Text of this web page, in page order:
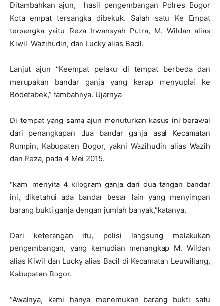
Ditambahkan ajun, hasil pengembangan Polres Bogor
Kota empat tersangka dibekuk. Salah satu Ke Empat
tersangka yaitu Reza Irwansyah Putra, M. Wildan alias
Kiwil, Wazihudin, dan Lucky alias Bacil.
Lanjut ajun “Keempat pelaku di tempat berbeda dan
merupakan bandar ganja yang kerap menyuplai ke
Bodetabek,” tambahnya. Ujarnya
Di tempat yang sama ajun menuturkan kasus ini berawal
dari penangkapan dua bandar ganja asal Kecamatan
Rumpin, Kabupaten Bogor, yakni Wazihudin alias Wazih
dan Reza, pada 4 Mei 2015.
“kami menyita 4 kilogram ganja dari dua tangan bandar
ini, diketahui ada bandar besar lain yang menyimpan
barang bukti ganja dengan jumlah banyak,”katanya.
Dari keterangan itu, polisi langsung melakukan
pengembangan, yang kemudian menangkap M. Wildan
alias Kiwil dan Lucky alias Bacil di Kecamatan Leuwiliang,
Kabupaten Bogor.
“Awalnya, kami hanya menemukan barang bukti satu